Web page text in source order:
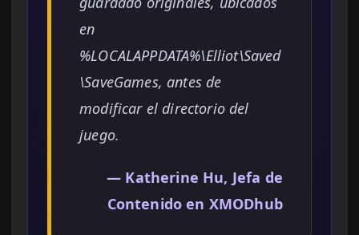
en
%LOCALAPPDATA%\Elliot\Saved
\SaveGames, antes de
modificar el directorio del
juego.
— Katherine Hu, Jefa de
Contenido en XMODhub